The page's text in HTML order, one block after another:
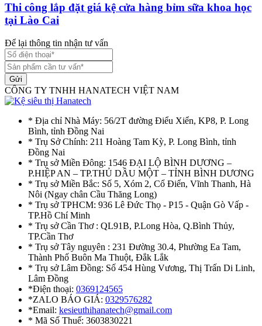
Thi công lắp đặt giá kệ cửa hàng bỉm sữa khoa học
tại Lào Cai
Để lại thông tin nhận tư vấn
Gửi
CÔNG TY TNHH HANATECH VIỆT NAM
* Địa chỉ Nhà Máy: 56/2T đường Điểu Xiển, KP8, P. Long
Bình, tỉnh Đồng Nai
* Trụ Sở Chính: 211 Hoàng Tam Kỳ, P. Long Bình, tỉnh
Đồng Nai
* Trụ sở Miền Đông: 1546 ĐẠI LỘ BÌNH DƯƠNG –
P.HIỆP AN – TP.THỦ DẦU MỘT – TỈNH BÌNH DƯƠNG
* Trụ sở Miền Bắc: Số 5, Xóm 2, Cổ Điển, Vĩnh Thanh, Hà
Nôi (Ngay chân Cầu Thăng Long)
* Trụ sở TPHCM: 936 Lê Đức Thọ - P15 - Quận Gò Vấp -
TP.Hồ Chí Minh
* Trụ sở Cần Thơ : QL91B, P.Long Hòa, Q.Bình Thủy,
TP.Cần Thơ
* Trụ sở Tây nguyên : 231 Đường 30.4, Phường Ea Tam,
Thành Phố Buôn Ma Thuột, Đắk Lắk
* Trụ sở Lâm Đồng: Số 454 Hùng Vương, Thị Trấn Di Linh,
Lâm Đồng
*Điện thoại: 0369124565
*ZALO BÁO GIÁ: 0329576282
*Email: kesieuthihanatech@gmail.com
* Mã Số Thuế: 3603830221